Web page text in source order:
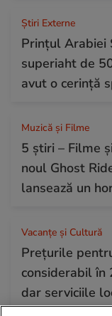
Știri Externe
Prințul Arabiei
superiaht de
avut o cerință
Muzică și Filme
5 știri – Filme
noul Ghost
lansează un
Vacanțe și Cultură
Prețurile
considerabil în
dar serviciile